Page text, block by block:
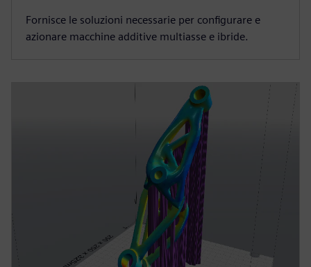
Fornisce le soluzioni necessarie per configurare e
azionare macchine additive multiasse e ibride.